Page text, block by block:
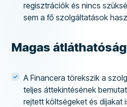
regisztrációk és nincs
sem a fő szolgáltatások
Magas átláthatóság
A Financera törekszik a
teljes áttekintésének
rejtett költségeket és díjakat